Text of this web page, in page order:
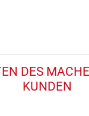
DES
KUNDEN